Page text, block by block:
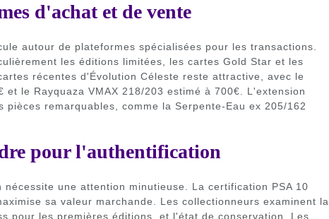
d'achat et de vente
autour de plateformes spécialisées pour les transactions.
les éditions limitées, les cartes Gold Star et les
récentes d'Évolution Céleste reste attractive, avec le
et le Rayquaza VMAX 218/203 estimé à 700€. L'extension
pièces remarquables, comme la Serpente-Eau ex 205/162
pour l'authentification
une attention minutieuse. La certification PSA 10
sa valeur marchande. Les collectionneurs examinent la
pour les premières éditions, et l'état de conservation. Les